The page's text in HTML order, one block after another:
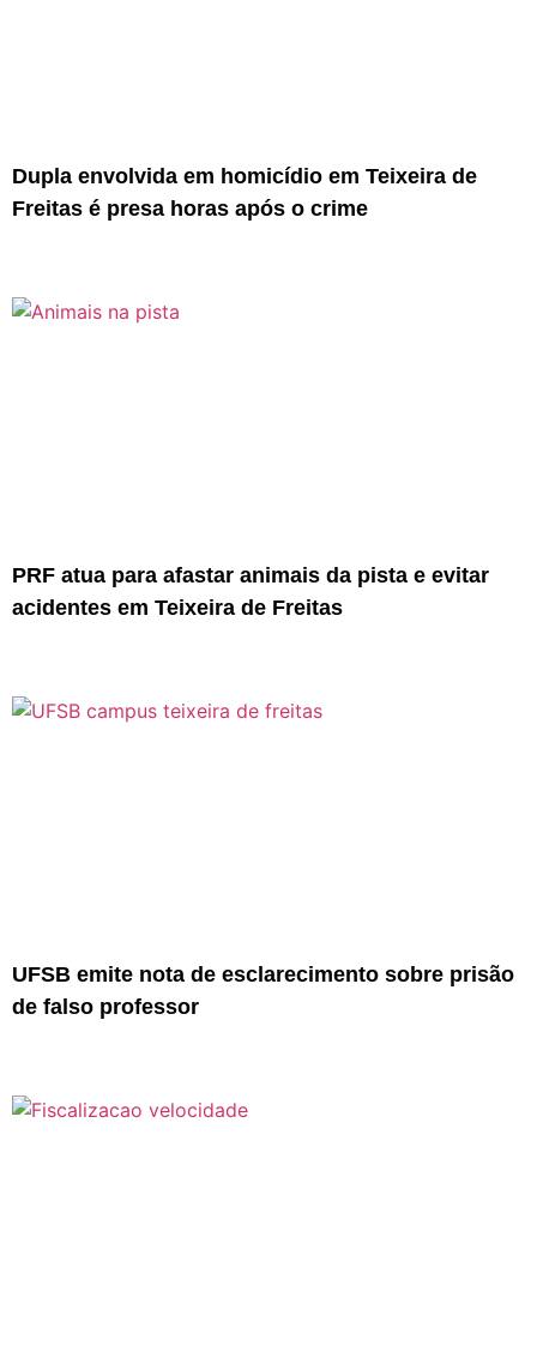
Dupla envolvida em homicídio em Teixeira de
Freitas é presa horas após o crime
PRF atua para afastar animais da pista e evitar
acidentes em Teixeira de Freitas
UFSB emite nota de esclarecimento sobre prisão
de falso professor